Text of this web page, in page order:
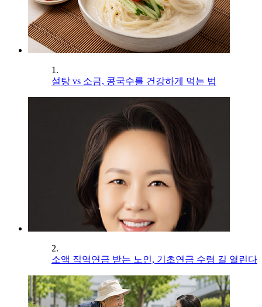
1.
설탕 vs 소금, 콩국수를 건강하게 먹는 법
2.
소액 직역연금 받는 노인, 기초연금 수령 길 열린다